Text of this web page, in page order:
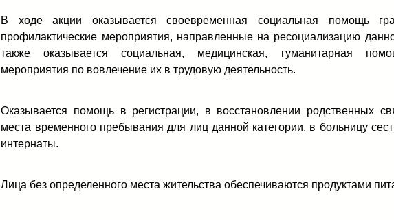
В ходе акции оказывается своевременная социальная помощь
профилактические мероприятия, направленные на ресоциализацию
также оказывается социальная, медицинская, гуманитарная
мероприятия по вовлечение их в трудовую деятельность.
Оказывается помощь в регистрации, в восстановлении родственных
места временного пребывания для лиц данной категории, в больницу
интернаты.
Лица без определенного места жительства обеспечиваются продуктами